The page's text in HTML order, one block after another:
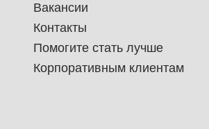
Вакансии
Контакты
Помогите стать лучше
Корпоративным клиентам